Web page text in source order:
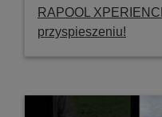
RAPOOL
przyspieszeniu!